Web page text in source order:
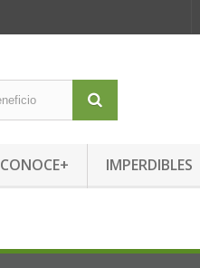
CONOCE+ IMPERDIBLES